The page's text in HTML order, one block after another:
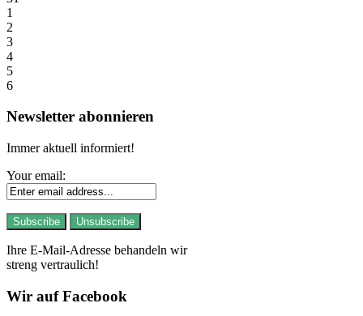
1
2
3
4
5
6
Newsletter abonnieren
Immer aktuell informiert!
Your email:
Ihre E-Mail-Adresse behandeln wir
streng vertraulich!
Wir auf Facebook